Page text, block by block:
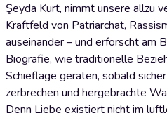
Şeyda Kurt, nimmt unsere allzu
Kraftfeld von Patriarchat,
auseinander – und erforscht am
Biografie, wie traditionelle
Schieflage geraten, sobald
zerbrechen und hergebrachte
Denn Liebe existiert nicht im